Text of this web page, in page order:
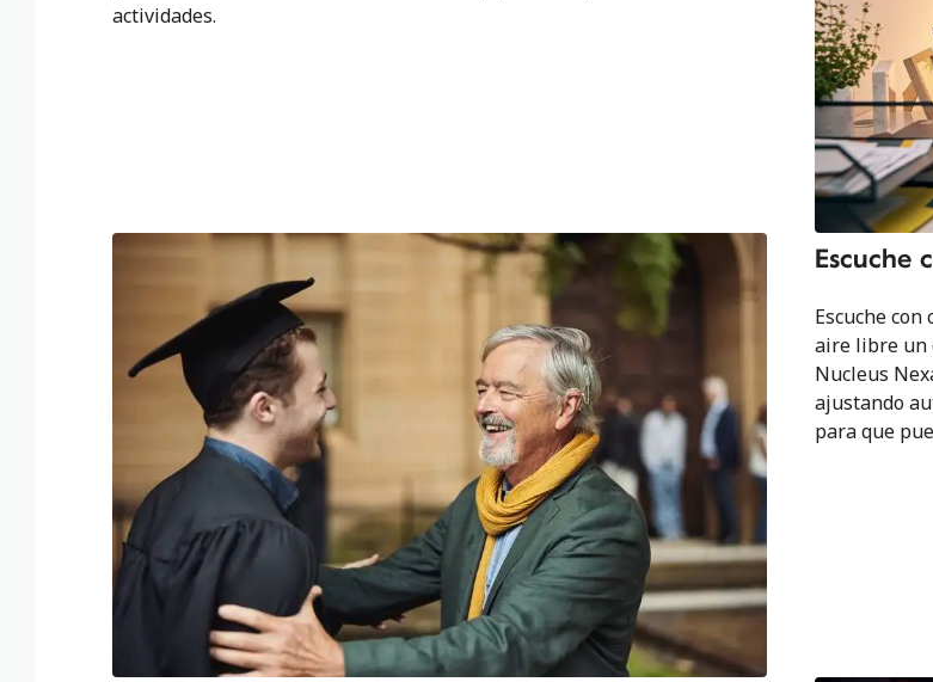
actividades.
Escuche
Escuche
aire libre un
Nucleus
ajustando
para que